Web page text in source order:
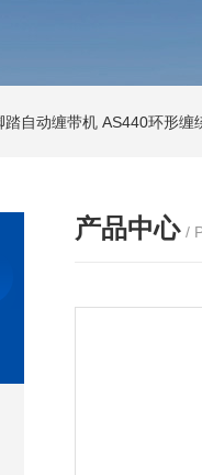
踏自动缠带机 AS440环形缠
产品中心 /